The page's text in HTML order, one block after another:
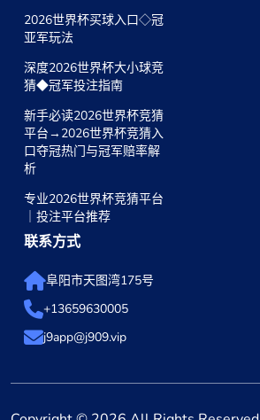
2026世界杯买球入口◇冠
亚军玩法
深度2026世界杯大小球竞
猜◆冠军投注指南
新手必读2026世界杯竞猜
平台→2026世界杯竞猜入
口夺冠热门与冠军赔率解
析
专业2026世界杯竞猜平台
｜投注平台推荐
联系方式
阜阳市天图湾175号
+13659630005
j9app@j909.vip